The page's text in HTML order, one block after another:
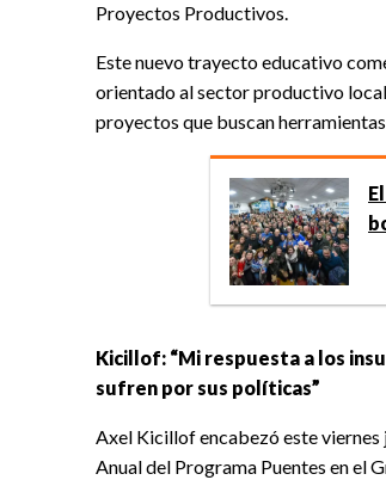
Proyectos Productivos.
Este nuevo trayecto educativo
orientado al sector productivo
proyectos que buscan
Kicillof: “Mi respuesta a los
sufren por sus políticas”
Axel Kicillof encabezó este viernes
Anual del Programa Puentes en el